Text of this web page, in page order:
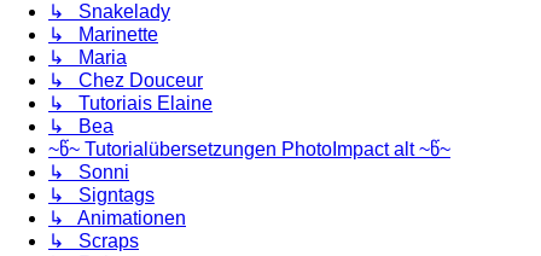
↳ Snakelady
↳ Marinette
↳ Maria
↳ Chez Douceur
↳ Tutoriais Elaine
↳ Bea
~წ~ Tutorialübersetzungen PhotoImpact alt ~წ~
↳ Sonni
↳ Signtags
↳ Animationen
↳ Scraps